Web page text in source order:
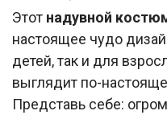
Этот надувной
настоящее чудо
детей, так и для
выглядит по-
Представь себе: